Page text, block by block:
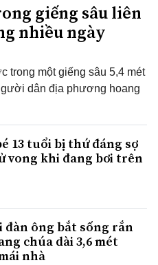
giếng sâu liên
nhiều ngày
trong một giếng sâu 5,4 mét
dân địa phương hoang
13 tuổi bị thứ đáng sợ
vong khi đang bơi trên
đàn ông bắt sống rắn
chúa dài 3,6 mét
nhà